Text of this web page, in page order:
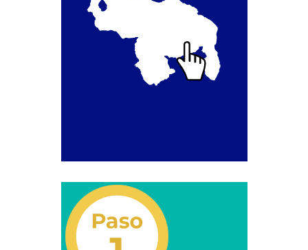
Campaña de educación vial y ciudadana
Recaudos y requisitos para cambio de motivo de un
medio publicitario fijo.
Recaudos y requisitos para instalación o
renovación de medio publicitario fijo.